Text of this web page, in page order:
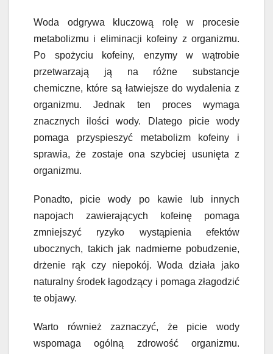
Woda odgrywa kluczową rolę w procesie
metabolizmu i eliminacji kofeiny z organizmu.
Po spożyciu kofeiny, enzymy w wątrobie
przetwarzają ją na różne substancje
chemiczne, które są łatwiejsze do wydalenia z
organizmu. Jednak ten proces wymaga
znacznych ilości wody. Dlatego picie wody
pomaga przyspieszyć metabolizm kofeiny i
sprawia, że zostaje ona szybciej usunięta z
organizmu.
Ponadto, picie wody po kawie lub innych
napojach zawierających kofeinę pomaga
zmniejszyć ryzyko wystąpienia efektów
ubocznych, takich jak nadmierne pobudzenie,
drżenie rąk czy niepokój. Woda działa jako
naturalny środek łagodzący i pomaga złagodzić
te objawy.
Warto również zaznaczyć, że picie wody
wspomaga ogólną zdrowość organizmu.